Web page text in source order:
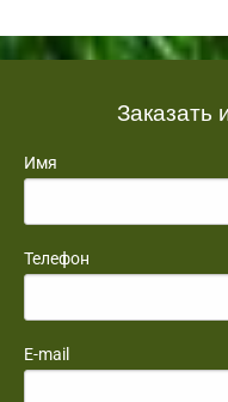
Заказать
Имя
Телефон
E-mail